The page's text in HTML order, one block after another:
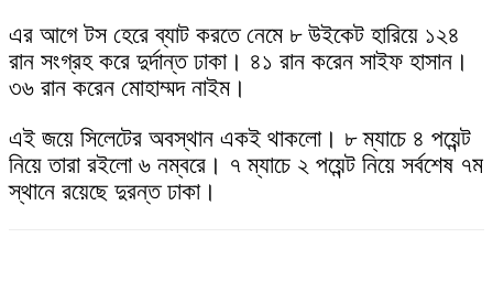
এর আগে টস হেরে ব্যাট করতে নেমে ৮ উইকেট হারিয়ে ১২৪
রান সংগ্রহ করে দুর্দান্ত ঢাকা। ৪১ রান করেন সাইফ হাসান।
৩৬ রান করেন মোহাম্মদ নাইম।
এই জয়ে সিলেটের অবস্থান একই থাকলো। ৮ ম্যাচে ৪ পয়েন্ট
নিয়ে তারা রইলো ৬ নম্বরে। ৭ ম্যাচে ২ পয়েন্ট নিয়ে সর্বশেষ ৭ম
স্থানে রয়েছে দুরন্ত ঢাকা।